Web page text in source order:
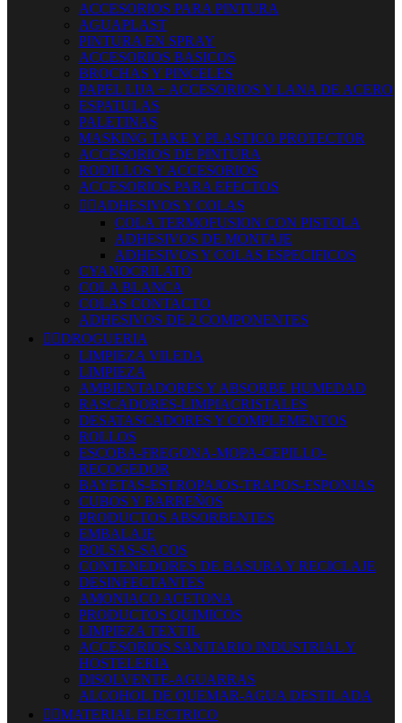
ACCESORIOS PARA PINTURA
AGUAPLAST
PINTURA EN SPRAY
ACCESORIOS BASICOS
BROCHAS Y PINCELES
PAPEL LIJA + ACCESORIOS Y LANA DE ACERO
ESPATULAS
PALETINAS
MASKING TAKE Y PLASTICO PROTECTOR
ACCESORIOS DE PINTURA
RODILLOS Y ACCESORIOS
ACCESORIOS PARA EFECTOS
 ADHESIVOS Y COLAS
COLA TERMOFUSION CON PISTOLA
ADHESIVOS DE MONTAJE
ADHESIVOS Y COLAS ESPECIFICOS
CYANOCRILATO
COLA BLANCA
COLAS CONTACTO
ADHESIVOS DE 2 COMPONENTES
 DROGUERIA
LIMPIEZA VILEDA
LIMPIEZA
AMBIENTADORES Y ABSORBE HUMEDAD
RASCADORES-LIMPIACRISTALES
DESATASCADORES Y COMPLEMENTOS
ROLLOS
ESCOBA-FREGONA-MOPA-CEPILLO-
RECOGEDOR
BAYETAS-ESTROPAJOS-TRAPOS-ESPONJAS
CUBOS Y BARREÑOS
PRODUCTOS ABSORBENTES
EMBALAJE
BOLSAS-SACOS
CONTENEDORES DE BASURA Y RECICLAJE
DESINFECTANTES
AMONIACO ACETONA
PRODUCTOS QUIMICOS
LIMPIEZA TEXTIL
ACCESORIOS SANITARIO INDUSTRIAL Y
HOSTELERIA
DISOLVENTE-AGUARRAS
ALCOHOL DE QUEMAR-AGUA DESTILADA
 MATERIAL ELECTRICO